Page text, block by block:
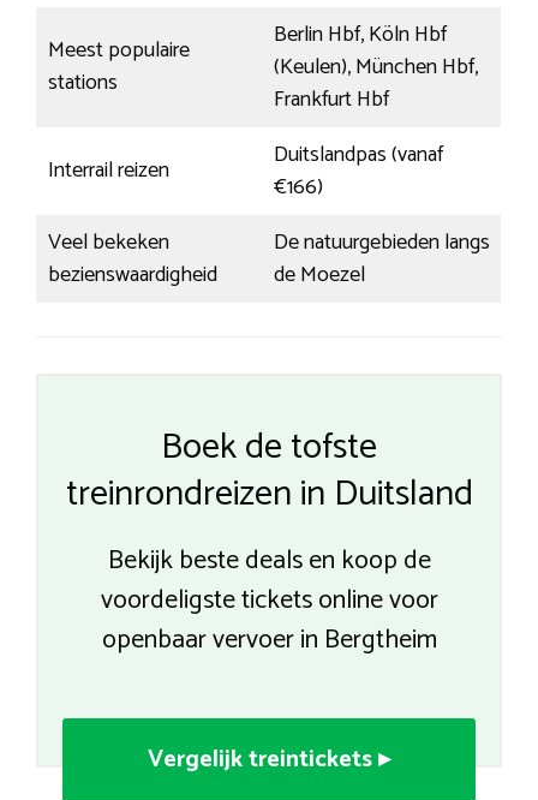
Meest populaire
stations
Berlin Hbf, Köln Hbf
(Keulen), München Hbf,
Frankfurt Hbf
Interrail reizen
Duitslandpas (vanaf
€166)
Veel bekeken
bezienswaardigheid
De natuurgebieden langs
de Moezel
Boek de tofste
treinrondreizen in Duitsland
Bekijk beste deals en koop de
voordeligste tickets online voor
openbaar vervoer in Bergtheim
Vergelijk treintickets ▸